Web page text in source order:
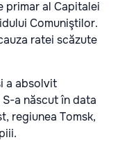
primar al Capitalei
Comuniştilor.
ratei scăzute
a absolvit
a născut în data
regiunea Tomsk,